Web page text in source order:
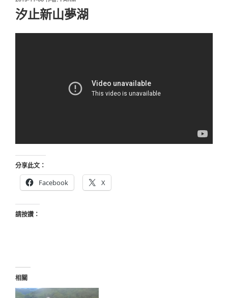
佈
於
汐止新山夢湖
分享此文：
Facebook
X
請按讚：
相關